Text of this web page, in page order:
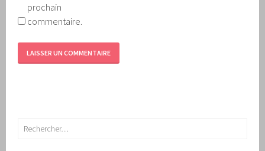
prochain
commentaire.
Rechercher :